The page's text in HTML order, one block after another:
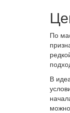
По
В